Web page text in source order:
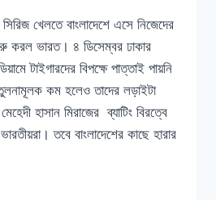
সিরিজ খেলতে বাংলাদেশে এসে নিজেদের
করল ভারত। ৪ ডিসেম্বর ঢাকার
টাইগারদের বিপক্ষে পাত্তাই পায়নি
কম হলেও তাদের লড়াইটা
হাসান মিরাজের ব্যাটিং বিরত্বে
তবে বাংলাদেশের কাছে হারার